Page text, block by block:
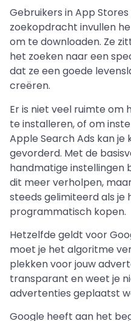
Gebruikers in App
zoekopdracht invullen
om te downloaden. Ze
het zoeken naar een
dat ze een goede
creëren.
Er is niet veel ruimte om
te installeren, of om
Apple Search Ads kan je
gevorderd. Met de
handmatige instellingen
dit meer verholpen,
steeds gelimiteerd als je
programmatisch kopen.
Hetzelfde geldt voor
moet je het algoritme
plekken voor jouw
transparant en weet je
advertenties geplaatst
Google heeft aan het